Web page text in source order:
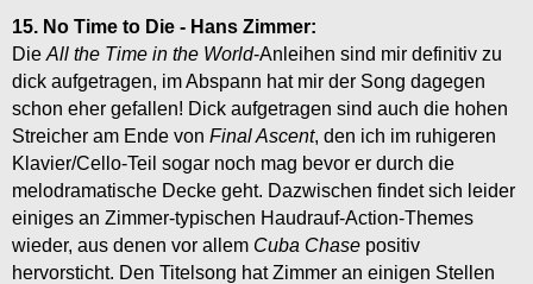
15. No Time to Die - Hans Zimmer:
Die All the Time in the World-Anleihen sind mir definitiv zu
dick aufgetragen, im Abspann hat mir der Song dagegen
schon eher gefallen! Dick aufgetragen sind auch die hohen
Streicher am Ende von Final Ascent, den ich im ruhigeren
Klavier/Cello-Teil sogar noch mag bevor er durch die
melodramatische Decke geht. Dazwischen findet sich leider
einiges an Zimmer-typischen Haudrauf-Action-Themes
wieder, aus denen vor allem Cuba Chase positiv
hervorsticht. Den Titelsong hat Zimmer an einigen Stellen